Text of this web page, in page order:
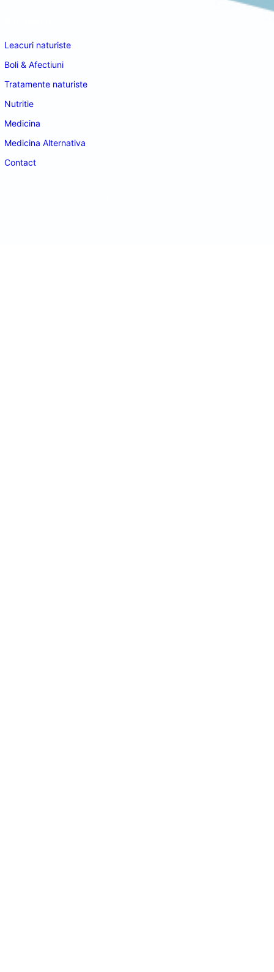
Leacuri naturiste
Boli & Afectiuni
Tratamente naturiste
Nutritie
Medicina
Medicina Alternativa
Contact